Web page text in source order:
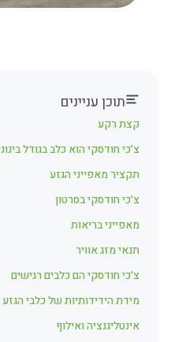
תוכן עניינים
קצת רקע
צ'כי חודסקי הוא כלב בגודל
תקציר מאפייני הגזע
צ'כי חודסקי בסרטון
מאפייני בריאות
תנאי מזג אוויר
צ'כי חודסקי הם כלבים רגישים
מידת הידידותיות של כלבי הגזע
אינטליגנציה ואילוף